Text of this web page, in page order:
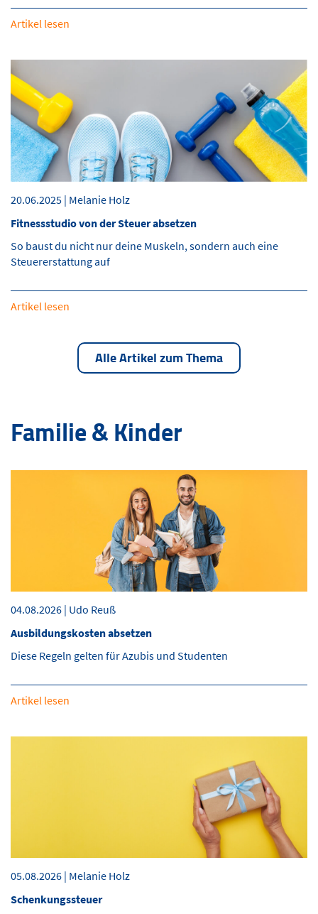
Artikel lesen
20.06.2025 | Melanie Holz
Fitnessstudio von der Steuer absetzen
So baust du nicht nur deine Muskeln, sondern auch eine
Steuererstattung auf
Artikel lesen
Alle Artikel zum Thema
Familie & Kinder
04.08.2026 | Udo Reuß
Ausbildungskosten absetzen
Diese Regeln gelten für Azubis und Studenten
Artikel lesen
05.08.2026 | Melanie Holz
Schenkungssteuer